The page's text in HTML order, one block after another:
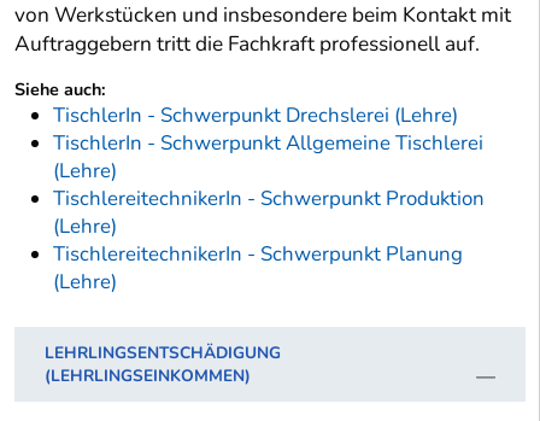
von Werkstücken und insbesondere beim Kontakt mit
Auftraggebern tritt die Fachkraft professionell auf.
Siehe auch:
TischlerIn - Schwerpunkt Drechslerei (Lehre)
TischlerIn - Schwerpunkt Allgemeine Tischlerei
(Lehre)
TischlereitechnikerIn - Schwerpunkt Produktion
(Lehre)
TischlereitechnikerIn - Schwerpunkt Planung
(Lehre)
LEHRLINGSENTSCHÄDIGUNG
(LEHRLINGSEINKOMMEN)